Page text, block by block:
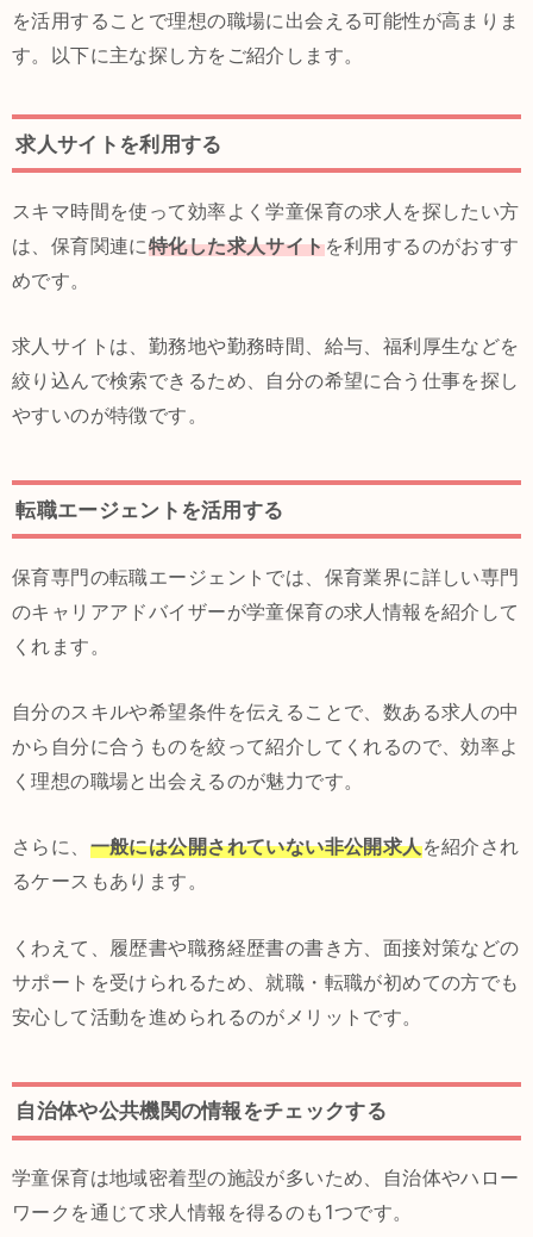
を活用することで理想の職場に出会える可能性が高まりま
す。以下に主な探し方をご紹介します。
求人サイトを利用する
スキマ時間を使って効率よく学童保育の求人を探したい方
は、保育関連に特化した求人サイトを利用するのがおすす
めです。
求人サイトは、勤務地や勤務時間、給与、福利厚生などを
絞り込んで検索できるため、自分の希望に合う仕事を探し
やすいのが特徴です。
転職エージェントを活用する
保育専門の転職エージェントでは、保育業界に詳しい専門
のキャリアアドバイザーが学童保育の求人情報を紹介して
くれます。
自分のスキルや希望条件を伝えることで、数ある求人の中
から自分に合うものを絞って紹介してくれるので、効率よ
く理想の職場と出会えるのが魅力です。
さらに、 一般には公開されていない非公開求人を紹介され
るケースもあります。
くわえて、履歴書や職務経歴書の書き方、面接対策などの
サポートを受けられるため、就職・転職が初めての方でも
安心して活動を進められるのがメリットです。
自治体や公共機関の情報をチェックする
学童保育は地域密着型の施設が多いため、自治体やハロー
ワークを通じて求人情報を得るのも1つです。